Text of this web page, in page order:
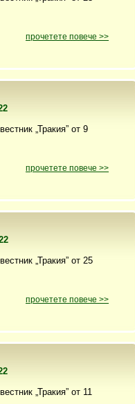
прочетете повече >>
„Тракия” от 9
прочетете повече >>
„Тракия” от 25
прочетете повече >>
„Тракия” от 11